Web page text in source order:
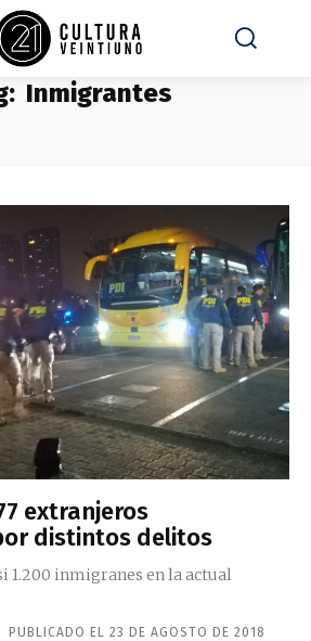
Inmigrantes
extranjeros
distintos delitos
1.200 inmigranes en la actual
PUBLICADO EL 23 DE AGOSTO DE 2018